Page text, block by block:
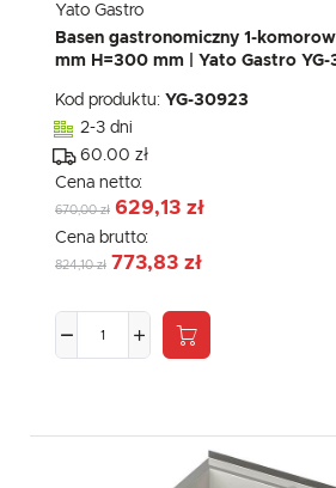
Yato Gastro
Basen gastronomiczny 1-
mm H=300 mm | Yato Gastro
Kod produktu: YG-30923
2-3 dni
60.00 zł
Cena netto:
670,00 zł 629,13 zł
Cena brutto:
824,10 zł 773,83 zł